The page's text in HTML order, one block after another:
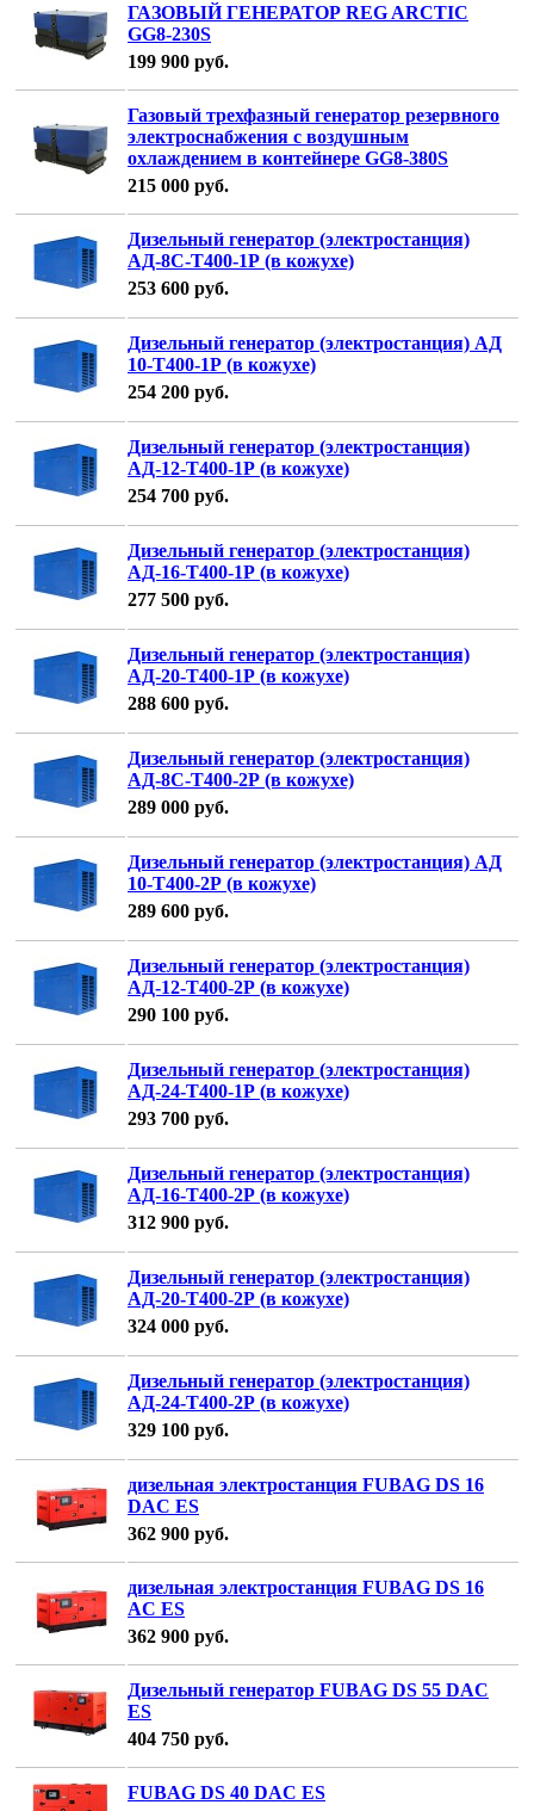
ГАЗОВЫЙ ГЕНЕРАТОР REG ARCTIC
GG8-230S
199 900 руб.
Газовый трехфазный генератор резервного
электроснабжения с воздушным
охлаждением в контейнере GG8-380S
215 000 руб.
Дизельный генератор (электростанция)
АД-8С-Т400-1Р (в кожухе)
253 600 руб.
Дизельный генератор (электростанция) АД
10-Т400-1Р (в кожухе)
254 200 руб.
Дизельный генератор (электростанция)
АД-12-Т400-1Р (в кожухе)
254 700 руб.
Дизельный генератор (электростанция)
АД-16-Т400-1Р (в кожухе)
277 500 руб.
Дизельный генератор (электростанция)
АД-20-Т400-1Р (в кожухе)
288 600 руб.
Дизельный генератор (электростанция)
АД-8С-Т400-2Р (в кожухе)
289 000 руб.
Дизельный генератор (электростанция) АД
10-Т400-2Р (в кожухе)
289 600 руб.
Дизельный генератор (электростанция)
АД-12-Т400-2Р (в кожухе)
290 100 руб.
Дизельный генератор (электростанция)
АД-24-Т400-1Р (в кожухе)
293 700 руб.
Дизельный генератор (электростанция)
АД-16-Т400-2Р (в кожухе)
312 900 руб.
Дизельный генератор (электростанция)
АД-20-Т400-2Р (в кожухе)
324 000 руб.
Дизельный генератор (электростанция)
АД-24-Т400-2Р (в кожухе)
329 100 руб.
дизельная электростанция FUBAG DS 16
DAC ES
362 900 руб.
дизельная электростанция FUBAG DS 16
AC ES
362 900 руб.
Дизельный генератор FUBAG DS 55 DAC
ES
404 750 руб.
FUBAG DS 40 DAC ES